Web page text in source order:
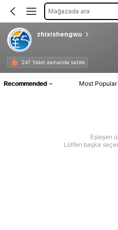
Mağazada ara
zhixishengwu
247 Yakın zamanda satıldı
Recommended Most Popular
Eşleşen
Lütfen başka